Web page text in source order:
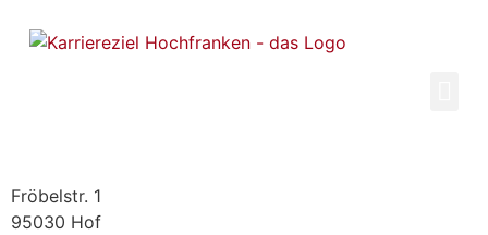
springen
Fröbelstr. 1
95030 Hof